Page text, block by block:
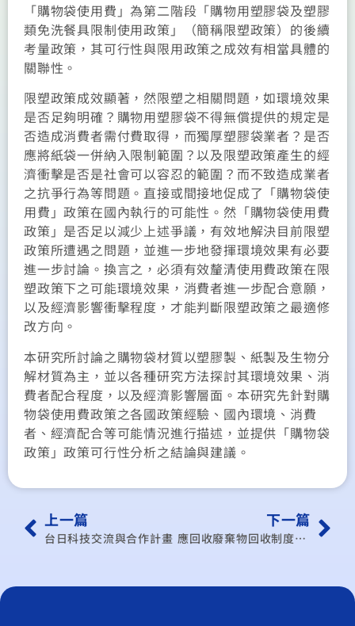
「購物袋使用費」為第二階段「購物用塑膠袋及塑膠
類免洗餐具限制使用政策」（簡稱限塑政策）的後續
考量政策，其可行性與限用政策之成效有相當具體的
關聯性。
限塑政策成效顯著，然限塑之相關問題，如環境效果
是否足夠明確？購物用塑膠袋不得無償提供的規定是
否造成消費者需付費取得，而獨厚塑膠袋業者？是否
應將紙袋一併納入限制範圍？以及限塑政策產生的經
濟衝擊是否是社會可以容忍的範圍？而不致造成業者
之抗爭行為等問題。直接或間接地促成了「購物袋使
用費」政策在國內執行的可能性。然「購物袋使用費
政策」是否足以減少上述爭議，有效地解決目前限塑
政策所遭遇之問題，並進一步地發揮環境效果有必要
進一步討論。換言之，必須有效釐清使用費政策在限
塑政策下之可能環境效果，消費者進一步配合意願，
以及經濟影響衝擊程度，才能判斷限塑政策之最適修
改方向。
本研究所討論之購物袋材質以塑膠製、紙製及生物分
解材質為主，並以各種研究方法探討其環境效果、消
費者配合程度，以及經濟影響層面。本研究先針對購
物袋使用費政策之各國政策經驗、國內環境、消費
者、經濟配合等可能情況進行描述，並提供「購物袋
政策」政策可行性分析之結論與建議。
上一篇
台日科技交流與合作計畫
下一篇
應回收廢棄物回收制度與費率架構檢討評估